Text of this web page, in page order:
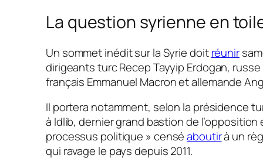
La question syrienne en
Un sommet inédit sur la Syrie doitréunir
dirigeants turc Recep Tayyip Erdogan,
français Emmanuel Macron et allemande
Il portera notamment, selon la présidence
à Idlib, dernier grand bastion de
processus politique » censéaboutirà un
qui ravage le pays depuis 2011.